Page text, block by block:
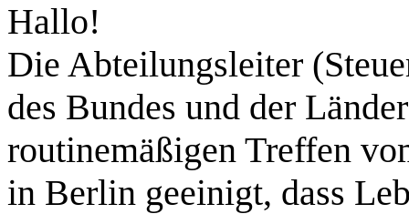
Hallo!
Die Abteilungsleiter
des Bundes und der
routinemäßigen Treffen
in Berlin geeinigt, dass